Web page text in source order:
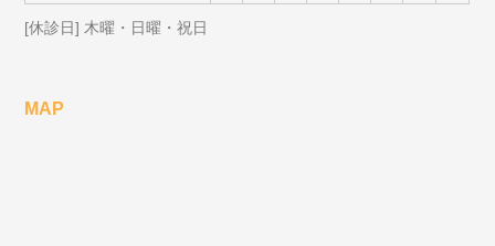
[休診日] 木曜・日曜・祝日
MAP